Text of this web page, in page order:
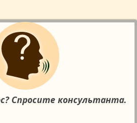
Спросите консультанта.